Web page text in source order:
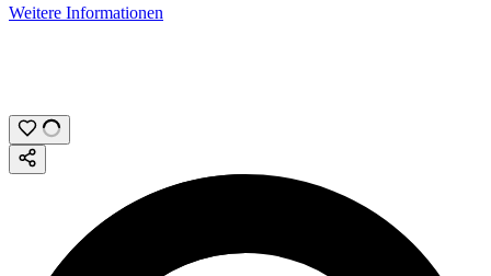
Weitere Informationen